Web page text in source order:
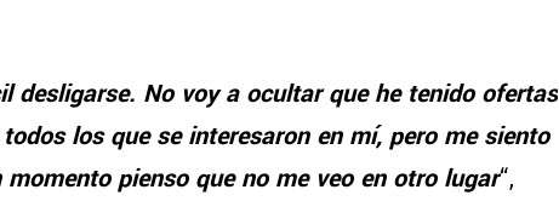
desligarse. No voy a ocultar que he tenido ofertas
los que se interesaron en mí, pero me siento
pienso que no me veo en otro lugar“,